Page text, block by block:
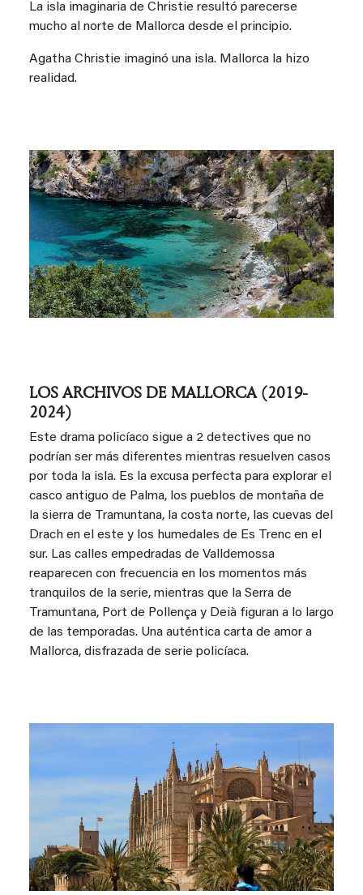
La isla imaginaria de Christie resultó parecerse
mucho al norte de Mallorca desde el principio.
Agatha Christie imaginó una isla. Mallorca la hizo
realidad.
LOS ARCHIVOS DE MALLORCA (2019-
2024)
Este drama policíaco sigue a 2 detectives que no
podrían ser más diferentes mientras resuelven casos
por toda la isla. Es la excusa perfecta para explorar el
casco antiguo de Palma, los pueblos de montaña de
la sierra de Tramuntana, la costa norte, las cuevas del
Drach en el este y los humedales de Es Trenc en el
sur. Las calles empedradas de Valldemossa
reaparecen con frecuencia en los momentos más
tranquilos de la serie, mientras que la Serra de
Tramuntana, Port de Pollença y Deià figuran a lo largo
de las temporadas. Una auténtica carta de amor a
Mallorca, disfrazada de serie policíaca.